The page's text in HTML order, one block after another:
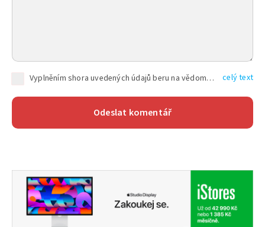
Vyplněním shora uvedených údajů beru na vědomí, že společnost TEXT FACTORY s.r.o., sídlem Brno, Durďákova 336/29, Černá Pole, PSČ: 613 00, IČ: 06157831, zapsané u Krajského soudu v Brně, oddíl C, vložka 100399, bude zpracovávat mé osobní údaje uvedené v rámci mnou vyplněného registračního formuláře na základě oprávněných zájmů TEXT FACTORY s.r.o. dle čl. 6 odst. 1 písm. f) GDPR a pro splnění právních povinností (čl. 6 odst. 1 písm. c) GDPR), a to pro tyto účely: nezbytnost zajistit oprávnění návštěvníka webových stránek provozovaných společností TEXT FACTORY s.r.o. přispívat aktivně ke zveřejněným článkům nebo v rámci diskusních fór a výkon práv TEXT FACTORY s.r.o. jako administrátora těchto diskusních fór. Více informací o zpracování osobních údajů a právech lze nalézt v celý text